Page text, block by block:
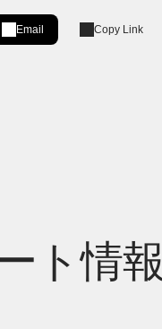
window]
Email Copy Link
ト情報